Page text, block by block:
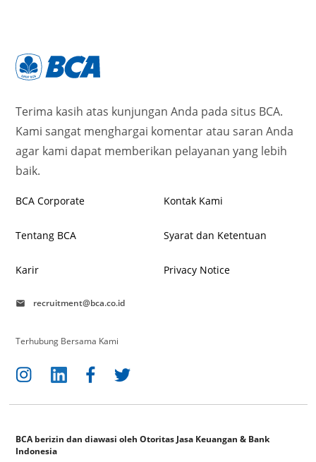
Terima kasih atas kunjungan Anda pada situs BCA.
Kami sangat menghargai komentar atau saran Anda
agar kami dapat memberikan pelayanan yang lebih
baik.
BCA Corporate
Tentang BCA
Karir
Kontak Kami
Syarat dan Ketentuan
Privacy Notice
mail recruitment@bca.co.id
Terhubung Bersama Kami
BCA berizin dan diawasi oleh Otoritas Jasa Keuangan & Bank
Indonesia